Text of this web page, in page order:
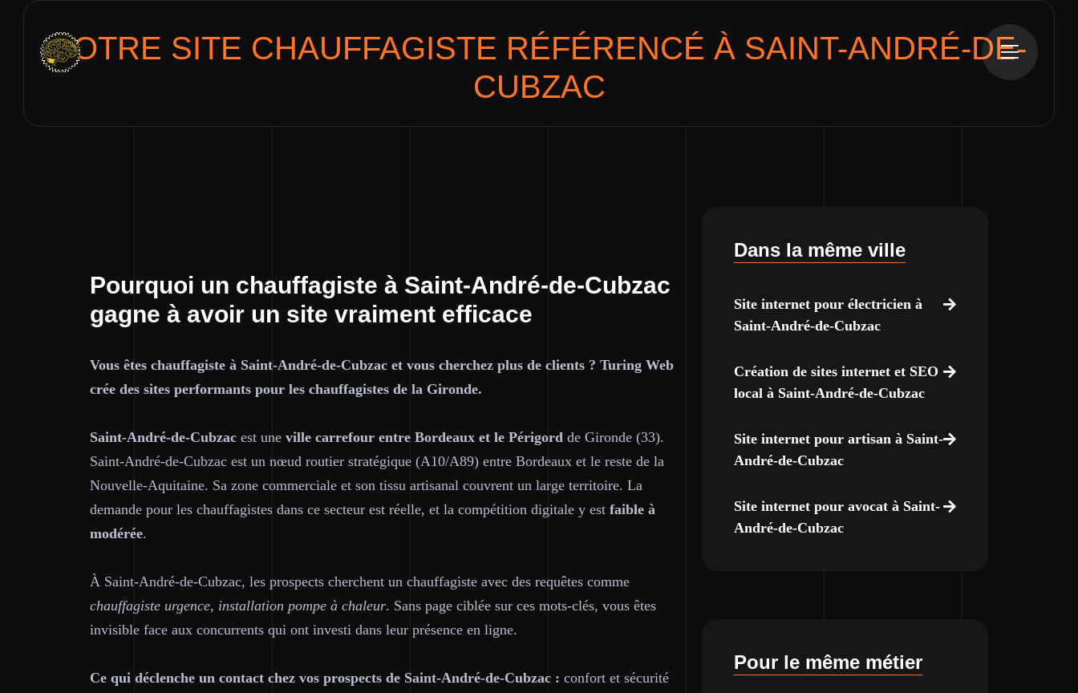
VOTRE SITE CHAUFFAGISTE RÉFÉRENCÉ À SAINT-ANDRÉ-DE-
CUBZAC
Pourquoi un chauffagiste à Saint-André-de-Cubzac
gagne à avoir un site vraiment efficace
Vous êtes chauffagiste à Saint-André-de-Cubzac et vous cherchez plus de clients ? Turing Web
crée des sites performants pour les chauffagistes de la Gironde.
Saint-André-de-Cubzac est une ville carrefour entre Bordeaux et le Périgord de Gironde (33).
Saint-André-de-Cubzac est un nœud routier stratégique (A10/A89) entre Bordeaux et le reste de la
Nouvelle-Aquitaine. Sa zone commerciale et son tissu artisanal couvrent un large territoire. La
demande pour les chauffagistes dans ce secteur est réelle, et la compétition digitale y est faible à
modérée.
À Saint-André-de-Cubzac, les prospects cherchent un chauffagiste avec des requêtes comme
chauffagiste urgence, installation pompe à chaleur. Sans page ciblée sur ces mots-clés, vous êtes
invisible face aux concurrents qui ont investi dans leur présence en ligne.
Ce qui déclenche un contact chez vos prospects de Saint-André-de-Cubzac : confort et sécurité
Dans la même ville
Site internet pour électricien à
Saint-André-de-Cubzac
Création de sites internet et SEO
local à Saint-André-de-Cubzac
Site internet pour artisan à Saint-
André-de-Cubzac
Site internet pour avocat à Saint-
André-de-Cubzac
Pour le même métier